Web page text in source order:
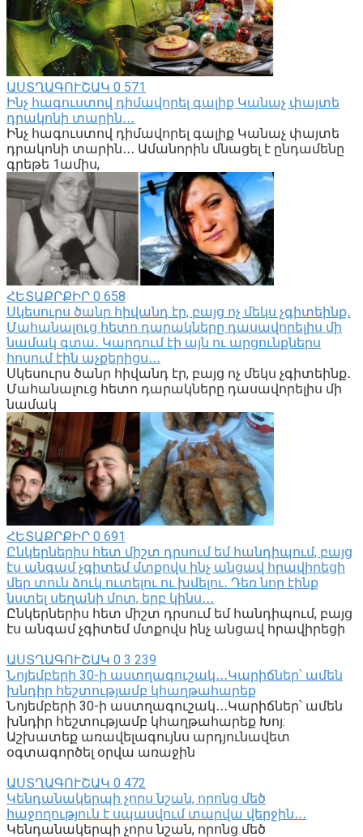
ԱՍՏՂԱԳՈՒՇԱԿ 0 571
Ինչ հագուստով դիմավորել գալիք Կանաչ փայտե
դրակոնի տարին․․․
Ինչ հագուստով դիմավորել գալիք Կանաչ փայտե
դրակոնի տարին․․․ Ամանորին մնացել է ընդամենը
գրեթե 1ամիս,
ՀԵՏԱՔՐՔԻՐ 0 658
Սկեսուրս ծանր հիվանդ էր, բայց ոչ մեկս չգիտեինք․
Մահանալուց հետո դարակները դասավորելիս մի
նամակ գտա․ Կարդում էի այն ու արցունքներս
հոսում էին աչքերիցս․․․
Սկեսուրս ծանր հիվանդ էր, բայց ոչ մեկս չգիտեինք․
Մահանալուց հետո դարակները դասավորելիս մի
նամակ
ՀԵՏԱՔՐՔԻՐ 0 691
Ընկերներիս հետ միշտ դրսում եմ հանդիպում, բայց
էս անգամ չգիտեմ մտքովս ինչ անցավ հրավիրեցի
մեր տուն ձուկ ուտելու ու խմելու․ Դեռ նոր էինք
նստել սեղանի մոտ, երբ կինս․․․
Ընկերներիս հետ միշտ դրսում եմ հանդիպում, բայց
էս անգամ չգիտեմ մտքովս ինչ անցավ հրավիրեցի
ԱՍՏՂԱԳՈՒՇԱԿ 0 3 239
Նոյեմբերի 30-ի աստղագուշակ․․․Կարիճներ՝ ամեն
խնդիր հեշտությամբ կհաղթահարեք
Նոյեմբերի 30-ի աստղագուշակ․․․Կարիճներ՝ ամեն
խնդիր հեշտությամբ կհաղթահարեք Խոյ:
Աշխատեք առավելագույնս արդյունավետ
օգտագործել օրվա առաջին
ԱՍՏՂԱԳՈՒՇԱԿ 0 472
Կենդանակերպի չորս նշան, որոնց մեծ
հաջողություն է սպասվում տարվա վերջին․․․
Կենդանակերպի չորս նշան, որոնց մեծ